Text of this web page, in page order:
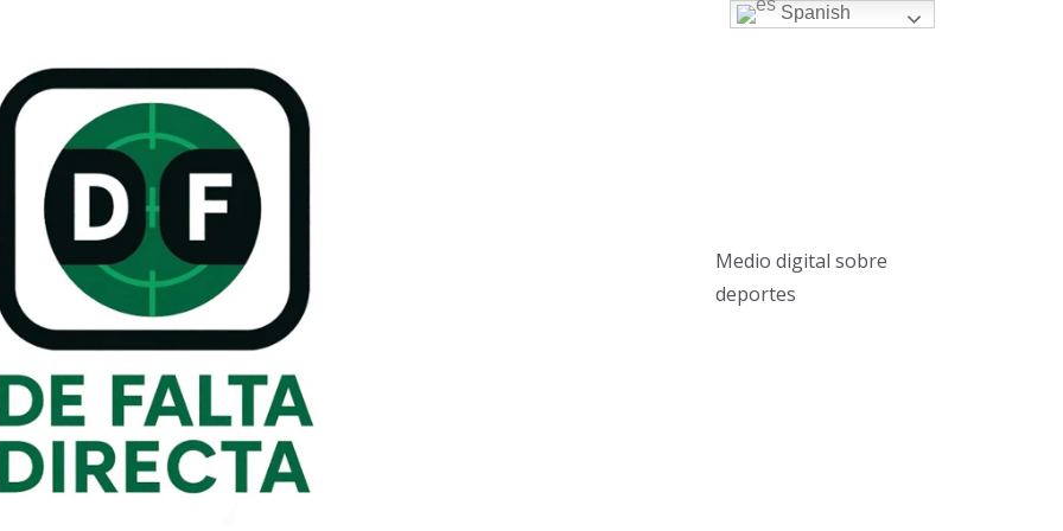
Medio digital sobre
deportes
Spanish